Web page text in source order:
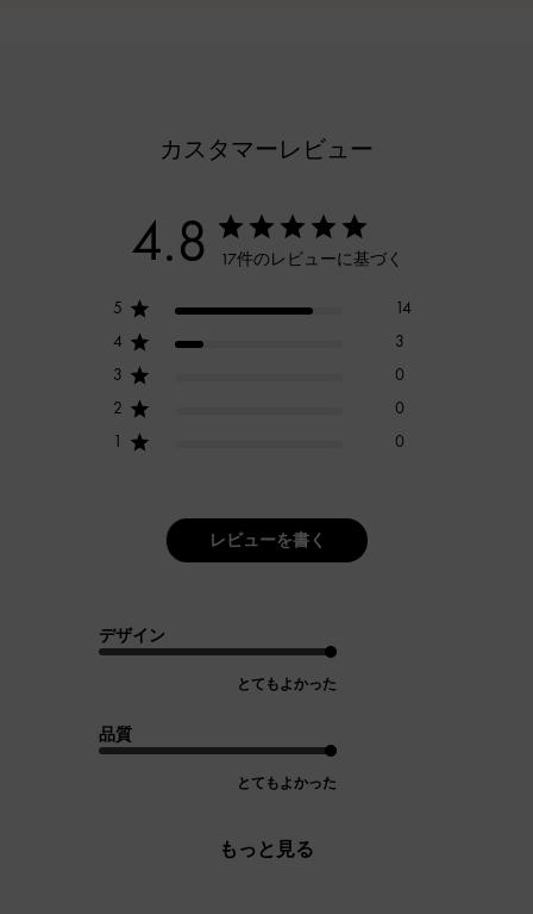
カスタマーレビュー
4.8 17件のレビューに基づく
5
14
4
3
3
0
2
0
1
0
レビューを書く
デザイン
とてもよかった
品質
とてもよかった
もっと見る